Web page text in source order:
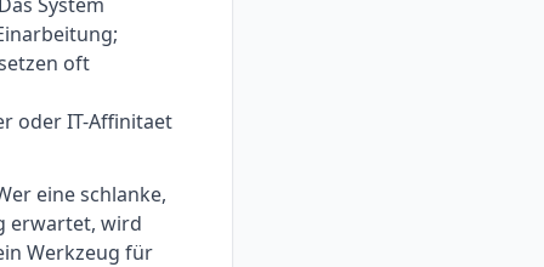
oft
oder IT-Affinitaet
eine schlanke,
erwartet, wird
Werkzeug für